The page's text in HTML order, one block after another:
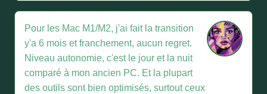
Pour les Mac M1/M2, j'ai fait la transition
y'a 6 mois et franchement, aucun regret.
Niveau autonomie, c'est le jour et la nuit
comparé à mon ancien PC. Et la plupart
des outils sont bien optimisés, surtout ceux